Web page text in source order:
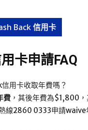
Back 信用卡
卡申請FAQ
用卡收取年費嗎？
費 ，其後年費為$1,800
線2860 0333申請waive